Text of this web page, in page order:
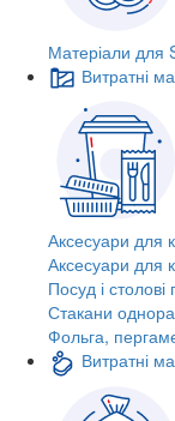
Матеріали для
Витратні
Аксесуари для
Аксесуари для
Посуд і
Стакани
Фольга,
Витратні